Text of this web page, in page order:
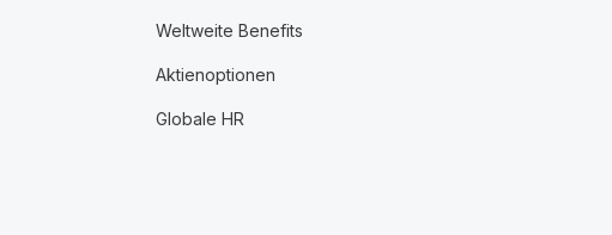
Weltweite Benefits
Aktienoptionen
Globale HR